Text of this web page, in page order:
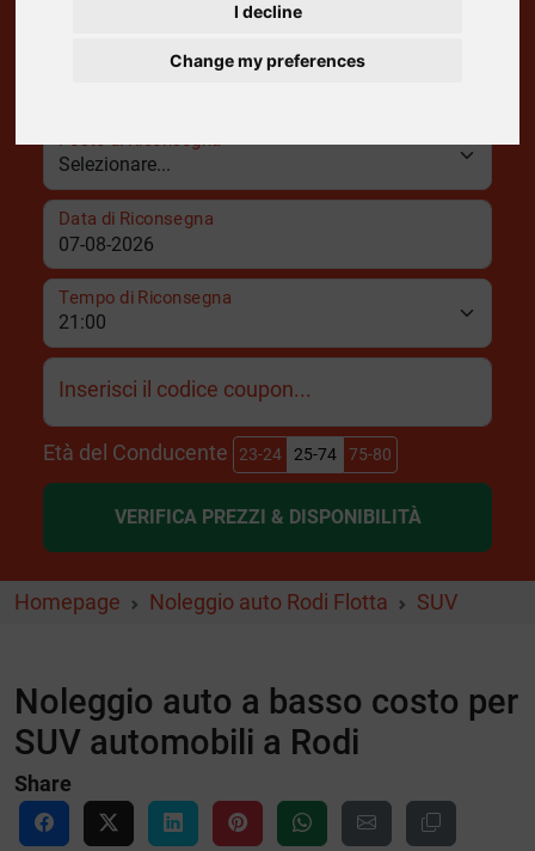
Tempo di Ritiro
Posto di Riconsegna
Data di Riconsegna
Tempo di Riconsegna
Inserisci il codice coupon...
Età del Conducente 23-24 25-74 75-80
VERIFICA PREZZI & DISPONIBILITÀ
Homepage Noleggio auto Rodi Flotta SUV
Noleggio auto a basso costo per
SUV automobili a Rodi
Share
I decline
Change my preferences